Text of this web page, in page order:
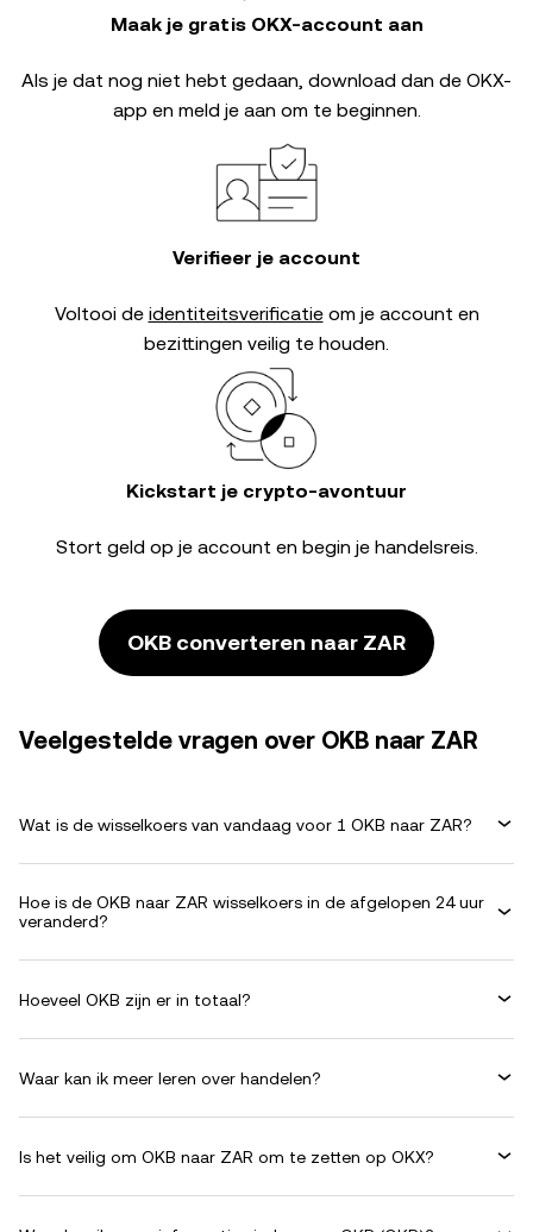
Maak je gratis OKX-account aan
Als je dat nog niet hebt gedaan, download dan de OKX-
app en meld je aan om te beginnen.
Verifieer je account
Voltooi de identiteitsverificatieom je account en
bezittingen veilig te houden.
Kickstart je crypto-avontuur
Stort geld op je account en begin je handelsreis.
OKB converteren naar ZAR
Veelgestelde vragen over OKB naar ZAR
Wat is de wisselkoers van vandaag voor 1 OKB naar ZAR?
Hoe is de OKB naar ZAR wisselkoers in de afgelopen 24 uur
veranderd?
Hoeveel OKB zijn er in totaal?
Waar kan ik meer leren over handelen?
Is het veilig om OKB naar ZAR om te zetten op OKX?